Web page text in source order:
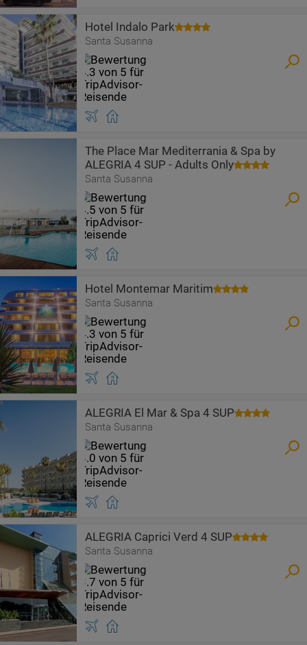
Hotel Indalo Park
Santa Susanna
The Place Mar Mediterrania & Spa by
ALEGRIA 4 SUP - Adults Only
Santa Susanna
Hotel Montemar Maritim
Santa Susanna
ALEGRIA El Mar & Spa 4 SUP
Santa Susanna
ALEGRIA Caprici Verd 4 SUP
Santa Susanna